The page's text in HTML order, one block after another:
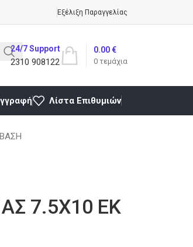
Εξέλιξη Παραγγελίας
24/7 Support
2310 908122 0 τεμάχια
0.00€
Λίστα Επιθυμιών
7.5Χ10 ΕΚ